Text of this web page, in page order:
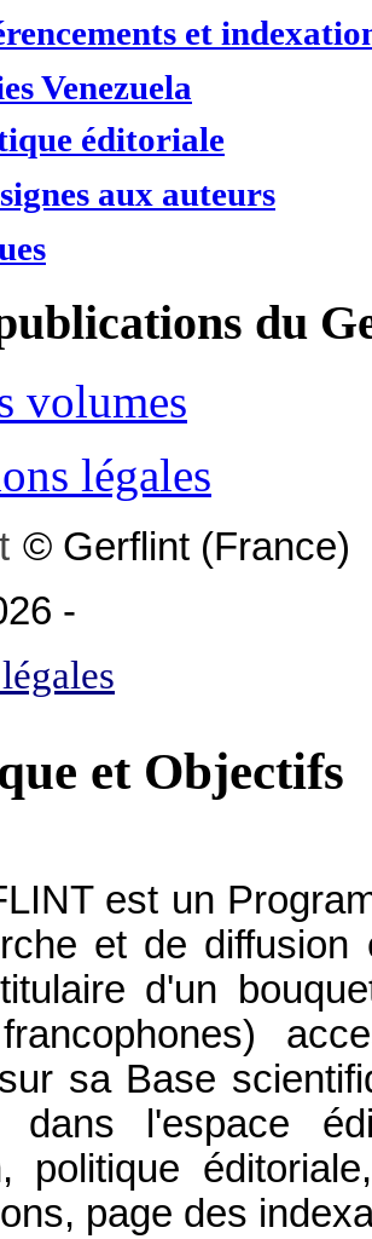
et
Venezuela
éditoriale
aux auteurs
du
volumes
légales
© Gerflint (France)
-
et Objectifs
est un
et de diffusion
d'un
sa Base
dans l'espace
politique
page des